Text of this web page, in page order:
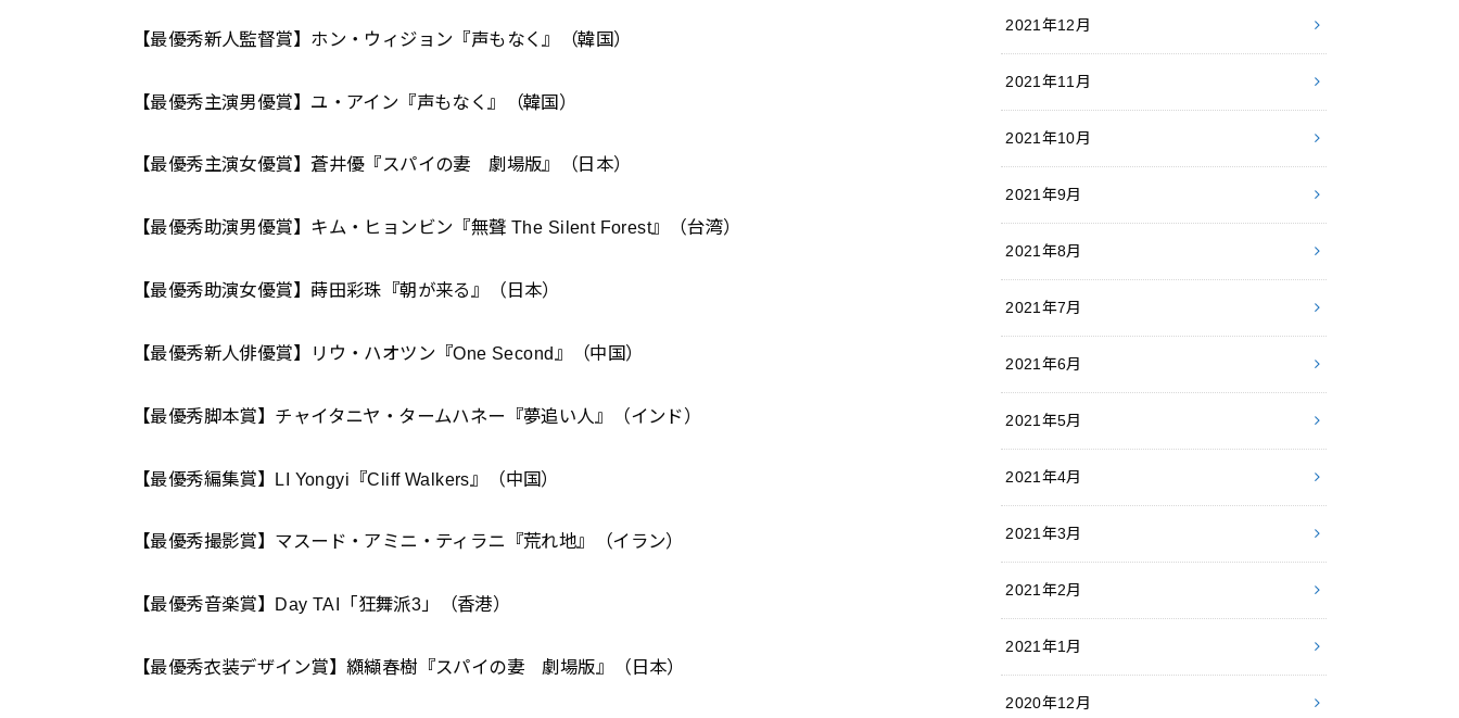
【最優秀新人監督賞】ホン・ウィジョン『声もなく』（韓国）
【最優秀主演男優賞】ユ・アイン『声もなく』（韓国）
【最優秀主演女優賞】蒼井優『スパイの妻 劇場版』（日本）
【最優秀助演男優賞】キム・ヒョンビン『無聲 The Silent Forest』（台湾）
【最優秀助演女優賞】蒔田彩珠『朝が来る』（日本）
【最優秀新人俳優賞】リウ・ハオツン『One Second』（中国）
【最優秀脚本賞】チャイタニヤ・タームハネー『夢追い人』（インド）
【最優秀編集賞】LI Yongyi『Cliff Walkers』（中国）
【最優秀撮影賞】マスード・アミニ・ティラニ『荒れ地』（イラン）
【最優秀音楽賞】Day TAI「狂舞派3」（香港）
【最優秀衣装デザイン賞】纐纈春樹『スパイの妻 劇場版』（日本）
2021年12月
2021年11月
2021年10月
2021年9月
2021年8月
2021年7月
2021年6月
2021年5月
2021年4月
2021年3月
2021年2月
2021年1月
2020年12月